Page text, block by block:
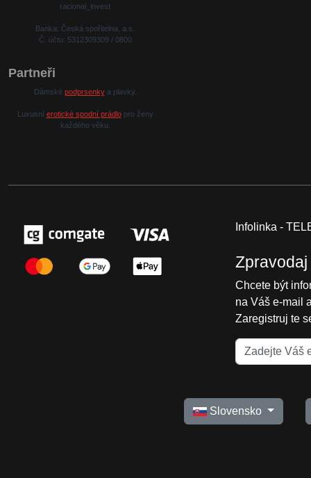
racional_invest
Banka: Česká spořitelna, a.s.
Č. účtu: 5312309309 / 0800
Partneři
Dámské podprsenkya plavky.
Luxusní erotické spodní prádlopro ženy
každého věku.
Infolinka -
Zpravodaj
Chcete být
na Váš e-mail
Zaregistruj te
Slovensko